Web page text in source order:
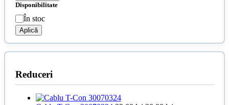
Disponibilitate
Disponibilitate
În stoc
Aplică
Reduceri